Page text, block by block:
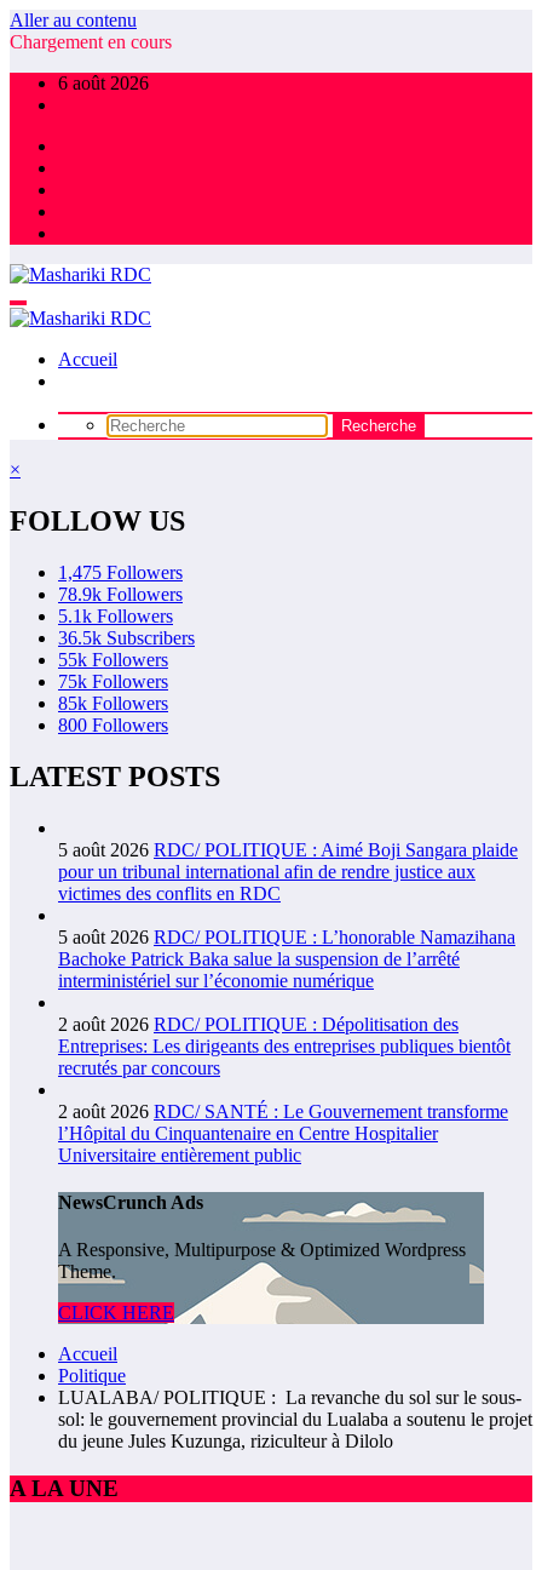
Aller au contenu
Chargement en cours
6 août 2026
Accueil
×
FOLLOW US
1,475 Followers
78.9k Followers
5.1k Followers
36.5k Subscribers
55k Followers
75k Followers
85k Followers
800 Followers
LATEST POSTS
5 août 2026 RDC/ POLITIQUE : Aimé Boji Sangara plaide
pour un tribunal international afin de rendre justice aux
victimes des conflits en RDC
5 août 2026 RDC/ POLITIQUE : L’honorable Namazihana
Bachoke Patrick Baka salue la suspension de l’arrêté
interministériel sur l’économie numérique
2 août 2026 RDC/ POLITIQUE : Dépolitisation des
Entreprises: Les dirigeants des entreprises publiques bientôt
recrutés par concours
2 août 2026 RDC/ SANTÉ : Le Gouvernement transforme
l’Hôpital du Cinquantenaire en Centre Hospitalier
Universitaire entièrement public
NewsCrunch Ads
A Responsive, Multipurpose & Optimized Wordpress
Theme.
CLICK HERE
Accueil
Politique
LUALABA/ POLITIQUE : La revanche du sol sur le sous-
sol: le gouvernement provincial du Lualaba a soutenu le projet
du jeune Jules Kuzunga, riziculteur à Dilolo
A LA UNE